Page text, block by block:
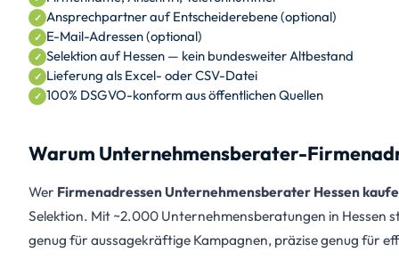
Ansprechpartner auf Entscheiderebene (optional)
E-Mail-Adressen (optional)
Selektion auf Hessen — kein bundesweiter Altbestand
Lieferung als Excel- oder CSV-Datei
100% DSGVO-konform aus öffentlichen Quellen
Warum Unternehmensberater-
Wer Firmenadressen Unternehmensberater Hessen
Selektion. Mit ~2.000 Unternehmensberatungen in Hessen
genug für aussagekräftige Kampagnen, präzise genug für